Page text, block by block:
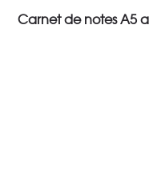
Carnet de notes A5